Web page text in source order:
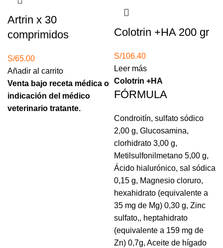
Artrin x 30
comprimidos
S/65.00
Añadir al carrito
Venta bajo receta médica o
indicación del médico
veterinario tratante.
Colotrin +HA 200 gr
S/106.40
Leer más
Colotrin +HA
FÓRMULA
Condroitín, sulfato sódico
2,00 g, Glucosamina,
clorhidrato 3,00 g,
Metilsulfonilmetano 5,00 g,
Ácido hialurónico, sal sódica
0,15 g, Magnesio cloruro,
hexahidrato (equivalente a
35 mg de Mg) 0,30 g, Zinc
sulfato,, heptahidrato
(equivalente a 159 mg de
Zn) 0,7g, Aceite de hígado